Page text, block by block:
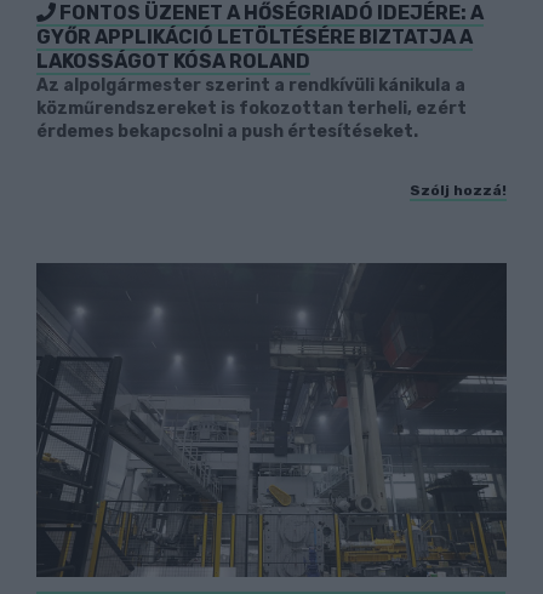
FONTOS ÜZENET A HŐSÉGRIADÓ IDEJÉRE: A
GYŐR APPLIKÁCIÓ LETÖLTÉSÉRE BIZTATJA A
LAKOSSÁGOT KÓSA ROLAND
Az alpolgármester szerint a rendkívüli kánikula a
közműrendszereket is fokozottan terheli, ezért
érdemes bekapcsolni a push értesítéseket.
Szólj hozzá!